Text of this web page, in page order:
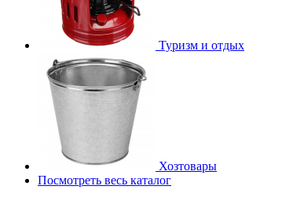
Туризм и отдых
Хозтовары
Посмотреть весь каталог